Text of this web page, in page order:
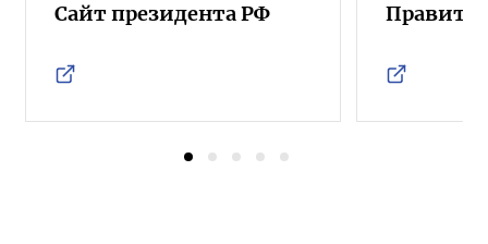
Сайт президента РФ